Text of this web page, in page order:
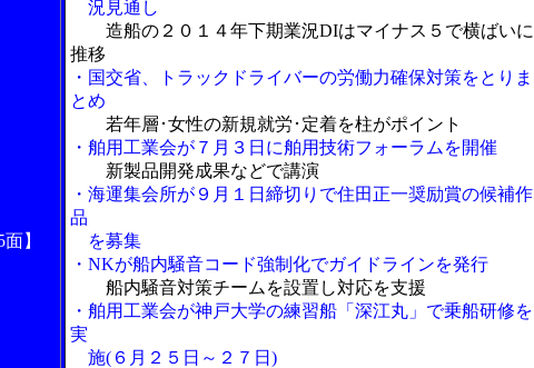
】
況見通し
造船の２０１４年下期業況DIはマイナス５で横ばいに
推移
・国交省、トラックドライバーの労働力確保対策をとりま
とめ
若年層･女性の新規就労･定着を柱がポイント
・舶用工業会が７月３日に舶用技術フォーラムを開催
新製品開発成果などで講演
・海運集会所が９月１日締切りで住田正一奨励賞の候補作
品
を募集
・NKが船内騒音コード強制化でガイドラインを発行
船内騒音対策チームを設置し対応を支援
・舶用工業会が神戸大学の練習船「深江丸」で乗船研修を
実
施(６月２５日～２７日)